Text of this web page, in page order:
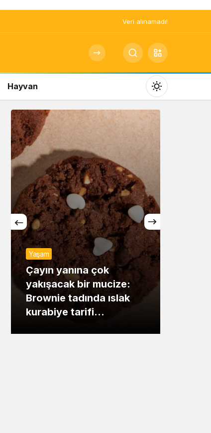
Veri alınamadı!
Hayvan
Mod
değiştir
Gündüz Modu
Gündüz modunu seçin.
Gece Modu
Gece modunu seçin.
Sistem Modu
Sistem modunu seçin.
Yaşam
Çayın yanına çok
yakışacak bir mucize:
Brownie tadında ıslak
kurabiye tarifi…